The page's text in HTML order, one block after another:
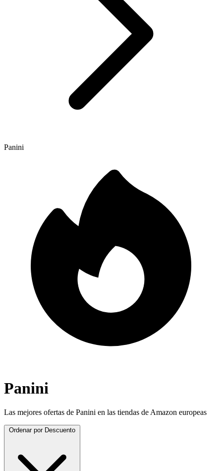
Panini
Panini
Las mejores ofertas de Panini en las tiendas de Amazon europeas
Ordenar por Descuento